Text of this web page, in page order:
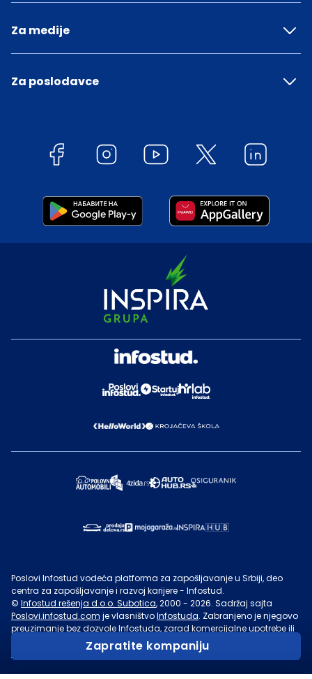
Zapratite kompaniju
Za medije
Za poslodavce
Poslovi Infostud vodeća platforma za zapošljavanje u Srbiji, deo
centra za zapošljavanje i razvoj karijere - Infostud.
© Infostud rešenja d.o.o. Subotica, 2000 - 2026. Sadržaj sajta
Poslovi.infostud.com je vlasništvoInfostuda. Zabranjeno je njegovo
preuzimanje bez dozvoleInfostuda, zarad komercijalne upotrebe ili
u druge svrhe, osim za lične potrebe posetilaca sajta.